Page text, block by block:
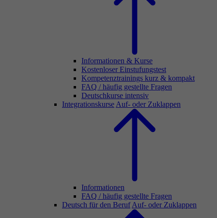
Informationen & Kurse
Kostenloser Einstufungstest
Kompetenztrainings kurz & kompakt
FAQ / häufig gestellte Fragen
Deutschkurse intensiv
Integrationskurse Auf- oder Zuklappen
Informationen
FAQ / häufig gestellte Fragen
Deutsch für den Beruf Auf- oder Zuklappen